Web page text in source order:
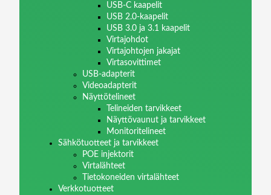
USB-C kaapelit
USB 2.0-kaapelit
USB 3.0 ja 3.1 kaapelit
Virtajohdot
Virtajohtojen jakajat
Virtasovittimet
USB-adapterit
Videoadapterit
Näyttötelineet
Telineiden tarvikkeet
Näyttövaunut ja tarvikkeet
Monitoritelineet
Sähkötuotteet ja tarvikkeet
POE injektorit
Virtalähteet
Tietokoneiden virtalähteet
Verkkotuotteet